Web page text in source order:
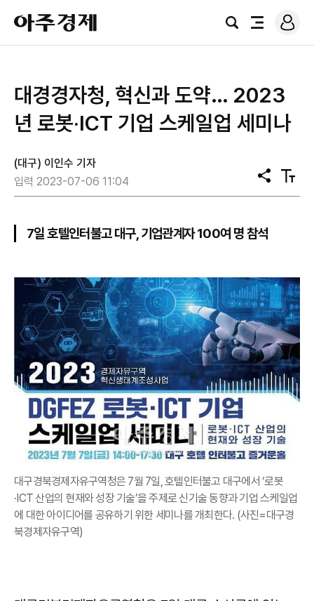
아
주
경
검
전
로
그
대경경자청, 혁신과 도약… 2023
년 로봇‧ICT 기업 스케일업 세미나
(대구) 이인수 기자
입력 2023-07-06 11:04
공
유
텍
스
7일 호텔인터불고 대구, 기업관계자 100여 명 참석
대구경북경제자유구역청은 7월 7일, 호텔인터불고 대구에서 ‘로봇
·ICT 산업의 현재와 성장 기술’을 주제로 신기술 동향과 기업 스케일업
에 대한 아이디어를 공유하기 위한 세미나를 개최한다. (사진=대구경
북경제자유구역)